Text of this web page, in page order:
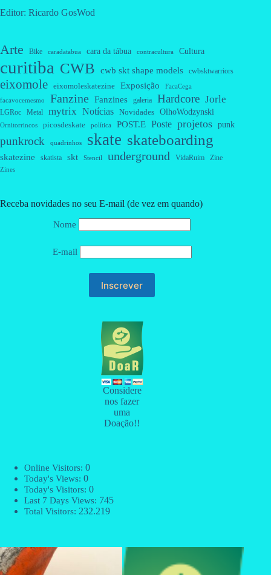
Editor: Ricardo GosWod
Arte Bike caradatabua cara da tábua contracultura Cultura
curitiba CWB cwb skt shape models cwbsktwarriors
eixomole eixomoleskatezine Exposição FacaCega
facavocemesmo Fanzine Fanzines galeria Hardcore Jorle
LGRoc Metal mytrix Notícias Novidades OlhoWodzynski
Ornitorrincos picosdeskate política POST.E Poste projetos punk
punkrock quadrinhos skate skateboarding
skatezine skatista skt Stencil underground VidaRuim Zine
Zines
Receba novidades no seu E-mail (de vez em quando)
Nome
E-mail
Considere
nos fazer
uma
Doação!!
Online Visitors: 0
Today's Views: 0
Today's Visitors: 0
Last 7 Days Views: 745
Total Visitors: 232.219